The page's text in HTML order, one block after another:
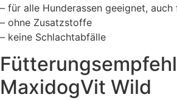
– für alle Hunderassen geeignet, auch
– ohne Zusatzstoffe
– keine Schlachtabfälle
MaxidogVit Wild